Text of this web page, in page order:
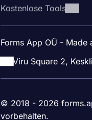
Kostenlose Tools
Forms App OÜ - Made
Viru Square 2,
© 2018 - 2026
vorbehalten.